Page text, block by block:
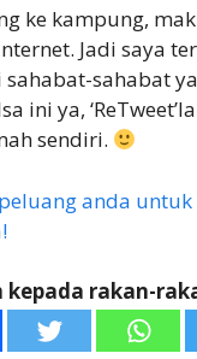
ke kampung,
Jadi saya
sahabat
ini ya,
sendiri.
anda
kepada rakan-